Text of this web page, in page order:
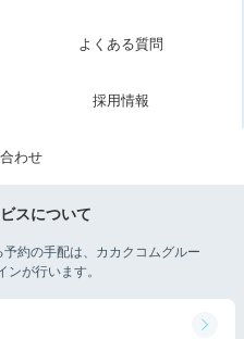
よくある質問
採用情報
わせ
スについて
約の手配は、カカクコムグルー
が行います。